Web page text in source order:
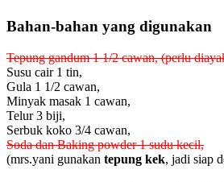
Bahan-bahan yang digunakan
Tepung gandum 1 1/2 cawan, (perlu
Susu cair 1 tin,
Gula 1 1/2 cawan,
Minyak masak 1 cawan,
Telur 3 biji,
Serbuk koko 3/4 cawan,
Soda dan Baking powder 1 sudu kecil,
(mrs.yani gunakan tepung kek, jadi siap